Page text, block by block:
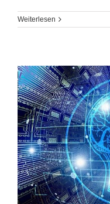
Weiterlesen